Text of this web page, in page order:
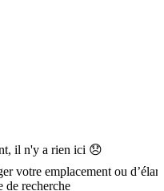
il n'y a rien ici 😞
votre emplacement ou
de recherche